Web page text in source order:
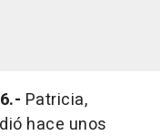
Patricia,
hace unos